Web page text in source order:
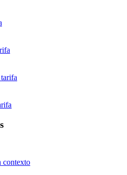
contexto